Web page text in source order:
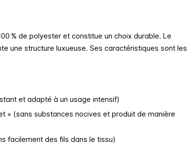
% de polyester et constitue un choix durable. Le
une structure luxueuse. Ses caractéristiques sont les
et adapté à un usage intensif)
» (sans substances nocives et produit de manière
facilement des fils dans le tissu)